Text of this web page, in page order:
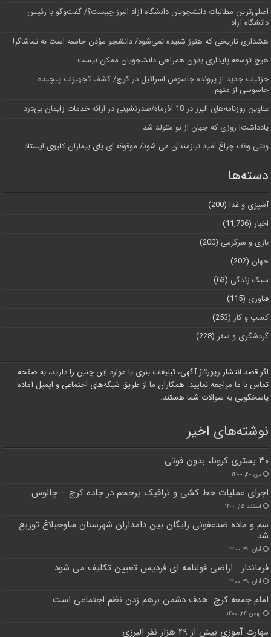
اصلی‌ترین مطالبات دانشجویان دانشگاه آزاد البرز چیست؟/ گفت‌وگو با رئیس
دانشگاه آز‌اد
هشداری تاریخی که هنوز شنیده نمی‌شود/ دانشجو مؤذن جامعه است نه تماشاگر!
هیچ توسعه پایداری بدون همراهی دانشجویان ممکن نیست
جزئیات جدید از پرونده جاسوس اسرائیل در کرج/‌ کشف تجهیزات پیچیده
جاسوسی از متهم
عناوین روزنامه‌های البرز در ‌18 آذرماه/صدرنشینی در ارائه خدمات زایمان بی‌درد
یادداشت| روزی که جهان از نو متولد شد
وقتی وقف چراغ امید نیازمندان می شود/ موقوفه ای پای بیماران کلیوی ایستاد
دسته‌ها
آشپزی و غذا (200)
اخبار (11,736)
بازی و سرگرمی (200)
جهان (202)
سبک زندگی (63)
فناوری (115)
کسب و کار (253)
گردشگری و سفر (228)
اگر قصد انتشار رپورتاژ آگهی، تبلیغات بنری یا موارد این چنین را دارید، به صفحه
تماس با ما مراجعه نمایید. همکاران ما از طریق شبکه‌های اجتماعی و ایمیل آماده
پاسخگویی به سوالات شما هستند.
نوشته‌های اخیر
۳۰ بستری کرونا، بدون فوتی
دی ۲۰, ۱۴۰۰
اجرای عملیات خط کشی و ترافیک پرحجم در جاده کرج – چالوس
اسفند ۱۵, ۱۴۰۰
سم و ماده ضدعفونی رایگان بین دامداران شهرستان ساوجبلاغ توزیع
شد
آبان ۳۰, ۱۴۰۰
فرماندار : اراضی قولنامه ای فردیس تعیین تکلیف می شود
آبان ۳۰, ۱۴۰۰
امام جمعه کرج: هدف دشمن برهم زدن نظم اجتماعی است
بهمن ۲۴, ۱۴۰۰
مهارت آموزی بیش از ۲۹ هزار نفر البرزی